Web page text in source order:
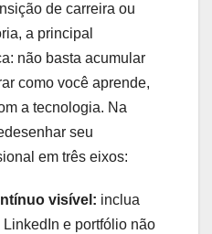
de carreira ou
a principal
não basta acumular
como você aprende,
a tecnologia. Na
seu
em três eixos:
visível: inclua
e portfólio não